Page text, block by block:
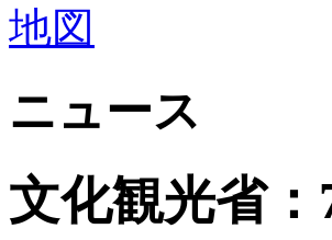
ニュース
文化観光省